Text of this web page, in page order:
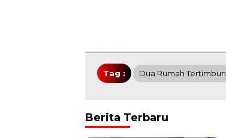
Tag : Dua Rumah Tertimbun
Berita Terbaru